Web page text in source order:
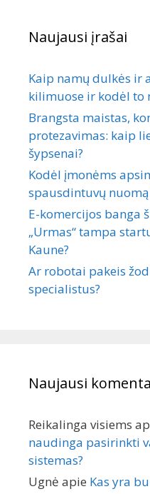
Naujausi įrašai
Kaip namų dulkės ir
kilimuose ir kodėl to
Brangsta maistas,
protezavimas: kaip
šypsenai?
Kodėl įmonėms
spausdintuvų
E-komercijos banga
„Urmas“ tampa
Kaune?
Ar robotai pakeis
specialistus?
Naujausi
Reikalinga visiems
naudinga pasirinkti
sistemas?
Ugnė apie Kas yra